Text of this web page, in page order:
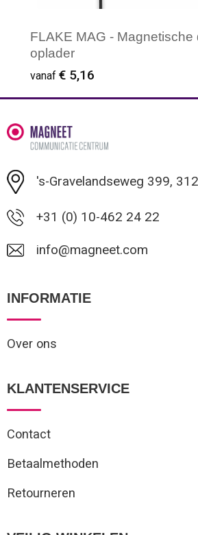
FLAKE MAG - Magnetische
oplader
vanaf € 5,16
Minimale afname: 1
's-Gravelandseweg 399,
+31 (0) 10-462 24 22
info@magneet.com
INFORMATIE
Over ons
KLANTENSERVICE
Contact
Betaalmethoden
Retourneren